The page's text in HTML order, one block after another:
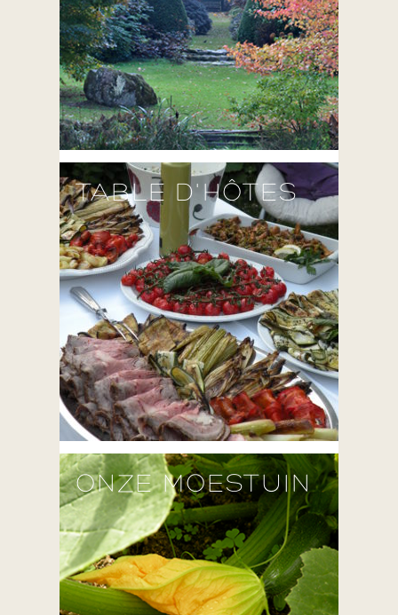
TABLE D'HÔTES
ONZE MOESTUIN